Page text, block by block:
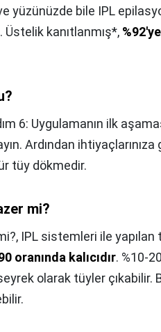
yüzünüzde bile IPL
kanıtlanmış*,
6: Uygulamanın ilk
Ardından ihtiyaçlarınıza
tüy dökmedir.
mi?
IPL sistemleri ile
oranında kalıcıdır. %10-
olarak tüyler çıkabilir.